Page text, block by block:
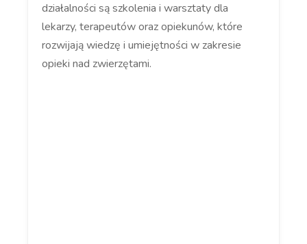
działalności są szkolenia i warsztaty dla
lekarzy, terapeutów oraz opiekunów, które
rozwijają wiedzę i umiejętności w zakresie
opieki nad zwierzętami.